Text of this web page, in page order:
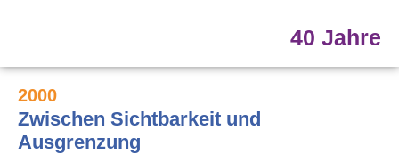
40 Jahre
2000
Zwischen Sichtbarkeit und
Ausgrenzung